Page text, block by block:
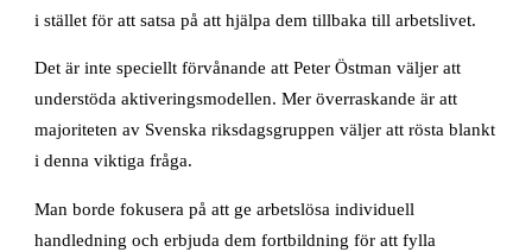
i stället för att satsa på att hjälpa dem tillbaka till arbetslivet.
Det är inte speciellt förvånande att Peter Östman väljer att
understöda aktiveringsmodellen. Mer överraskande är att
majoriteten av Svenska riksdagsgruppen väljer att rösta blankt
i denna viktiga fråga.
Man borde fokusera på att ge arbetslösa individuell
handledning och erbjuda dem fortbildning för att fylla